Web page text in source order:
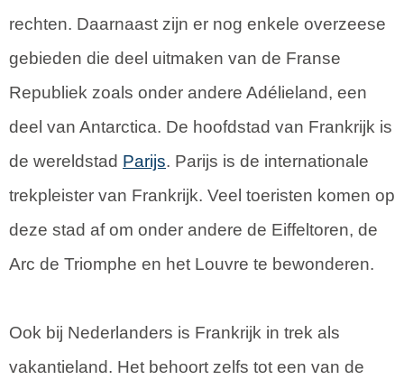
rechten. Daarnaast zijn er nog enkele overzeese
gebieden die deel uitmaken van de Franse
Republiek zoals onder andere Adélieland, een
deel van Antarctica. De hoofdstad van Frankrijk is
de wereldstad Parijs. Parijs is de internationale
trekpleister van Frankrijk. Veel toeristen komen op
deze stad af om onder andere de Eiffeltoren, de
Arc de Triomphe en het Louvre te bewonderen.
Ook bij Nederlanders is Frankrijk in trek als
vakantieland. Het behoort zelfs tot een van de